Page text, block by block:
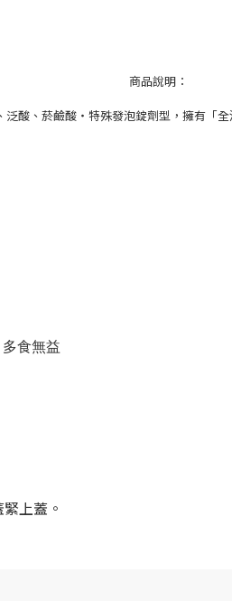
商品說明：
泛酸、菸鹼酸‧特殊發泡錠劑型，擁有「
食無益
上蓋。